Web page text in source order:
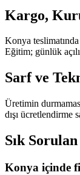
Kargo,
Konya
Eğitim; günlük
Sarf ve
Üretimin
dışı ücretlendirme
Sık
Konya içinde